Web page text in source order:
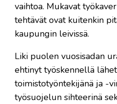
vaihtoa. Mukavat
tehtävät ovat kuitenkin
kaupungin leivissä.
Liki puolen vuosisadan
ehtinyt työskennellä
toimistotyöntekijänä ja -
työsuojelun sihteerinä